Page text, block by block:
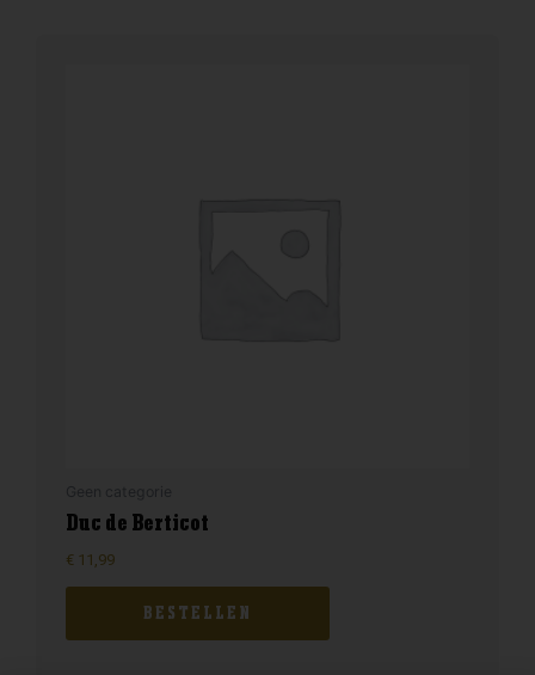
Duc de Berticot
€ 11,99
BESTELLEN